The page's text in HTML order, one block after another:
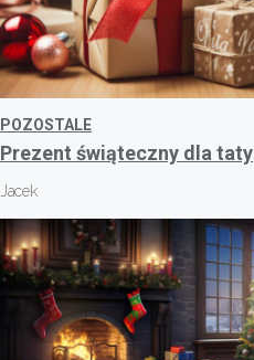
POZOSTALE
Prezent świąteczny dla taty
Jacek